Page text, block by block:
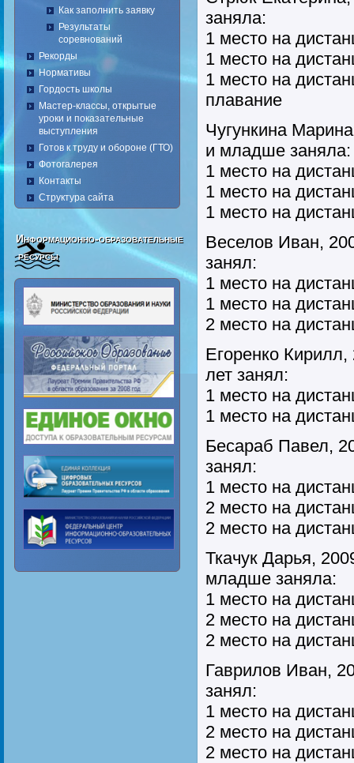
Как заполнить заявку
Результаты
соревнований
Рекорды
Нормативы
Гордость школы
Мастер-классы, открытые
уроки и показательные
выступления
Готов к труду и обороне (ГТО)
Фотогалерея
Контакты
Структура сайта
Информационно-образовательные
ресурсы
заняла:
1 место на
1 место на
1 место на
плавание
Чугункина
и младше заняла:
1 место на
1 место на
1 место на
Веселов Иван,
занял:
1 место на
1 место на
2 место на
Егоренко Кирилл,
лет занял:
1 место на
1 место на
Бесараб Павел,
занял:
1 место на
2 место на
2 место на
Ткачук Дарья,
младше заняла:
1 место на
2 место на
2 место на
Гаврилов Иван,
занял:
1 место на
2 место на
2 место на